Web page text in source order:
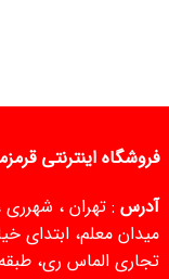
فروشگاه
آدرس : تهران ،
میدان معلم، ابتدای
تجاری الماس ری، طبقه